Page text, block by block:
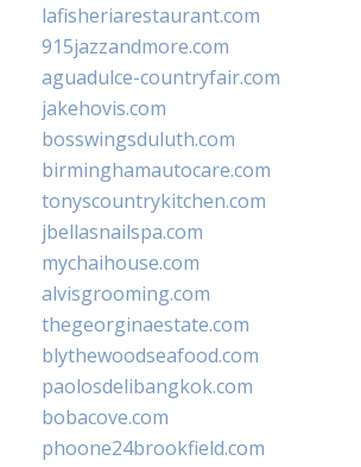
lafisheriarestaurant.com
915jazzandmore.com
aguadulce-countryfair.com
jakehovis.com
bosswingsduluth.com
birminghamautocare.com
tonyscountrykitchen.com
jbellasnailspa.com
mychaihouse.com
alvisgrooming.com
thegeorginaestate.com
blythewoodseafood.com
paolosdelibangkok.com
bobacove.com
phoone24brookfield.com